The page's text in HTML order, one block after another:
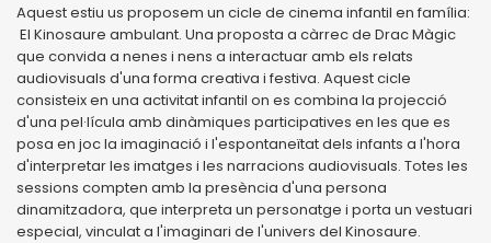
Aquest estiu us proposem un cicle de cinema infantil en família:
El Kinosaure ambulant. Una proposta a càrrec de Drac Màgic
que convida a nenes i nens a interactuar amb els relats
audiovisuals d'una forma creativa i festiva. Aquest cicle
consisteix en una activitat infantil on es combina la projecció
d'una pel·lícula amb dinàmiques participatives en les que es
posa en joc la imaginació i l'espontaneïtat dels infants a l'hora
d'interpretar les imatges i les narracions audiovisuals. Totes les
sessions compten amb la presència d'una persona
dinamitzadora, que interpreta un personatge i porta un vestuari
especial, vinculat a l'imaginari de l'univers del Kinosaure.